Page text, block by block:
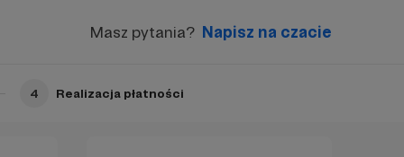
Masz pytania? Napisz na czacie
4 Realizacja płatności